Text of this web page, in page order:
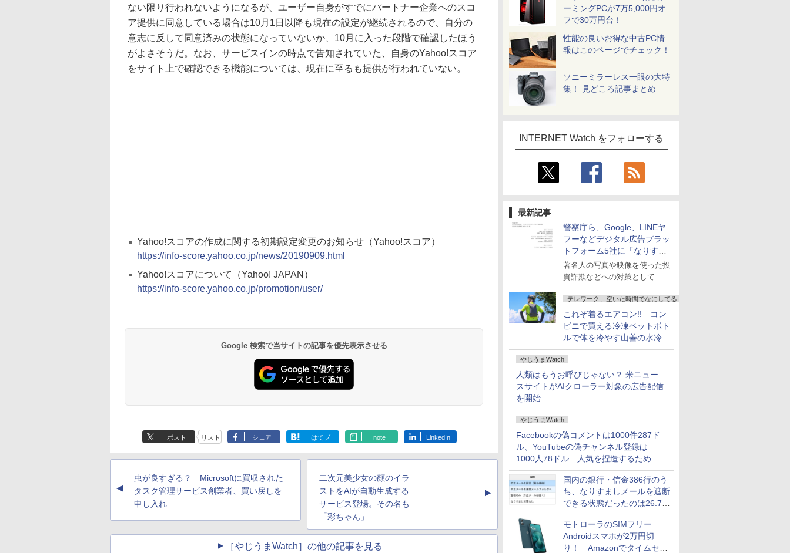
ーミングPCが7万5,000円オ
フで30万円台！
性能の良いお得な中古PC情
報はこのページでチェック！
ソニーミラーレス一眼の大特
集！ 見どころ記事まとめ
INTERNET Watch をフォローする
最新記事
警察庁ら、Google、LINEヤ
フーなどデジタル広告プラッ
トフォーム5社に「なりすま
し詐欺広告」対策強化を要請
著名人の写真や映像を使った投
資詐欺などへの対策として
テレワーク、空いた時間でなにしてる？
これぞ着るエアコン!! コン
ビニで買える冷凍ペットボト
ルで体を冷やす山善の水冷ベ
ストがロードバイクにちょう
どいい【ぼっち・ざ・ろー
ど！その14】
やじうまWatch
人類はもうお呼びじゃない？ 米ニュー
スサイトがAIクローラー対象の広告配信
を開始
やじうまWatch
Facebookの偽コメントは1000件287ド
ル、YouTubeの偽チャンネル登録は
1000人78ドル…人気を捏造するための
価格リストが公開中
国内の銀行・信金386行のう
ち、なりすましメールを遮断
できる状態だったのは26.7％
にとどまる～GMOブランド
セキュリティ調査
モトローラのSIMフリー
Androidスマホが2万円切
り！ Amazonでタイムセー
ない限り行われないようになるが、ユーザー自身がすでにパートナー企業へのスコ
ア提供に同意している場合は10月1日以降も現在の設定が継続されるので、自分の
意志に反して同意済みの状態になっていないか、10月に入った段階で確認したほう
がよさそうだ。なお、サービスインの時点で告知されていた、自身のYahoo!スコア
をサイト上で確認できる機能については、現在に至るも提供が行われていない。
Yahoo!スコアの作成に関する初期設定変更のお知らせ（Yahoo!スコア）
https://info-score.yahoo.co.jp/news/20190909.html
Yahoo!スコアについて（Yahoo! JAPAN）
https://info-score.yahoo.co.jp/promotion/user/
Google 検索で当サイトの記事を優先表示させる
ポスト リスト シェア はてブ note LinkedIn
▲
虫が良すぎる？ Microsoftに買収された
タスク管理サービス創業者、買い戻しを
申し入れ
二次元美少女の顔のイラ
ストをAIが自動生成する
サービス登場。その名も
「彩ちゃん」
▲
［やじうまWatch］の他の記事を見る